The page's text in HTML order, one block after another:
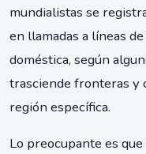
mundialistas se
en llamadas a líneas
doméstica, según
trasciende fronteras y
región específica.
Lo preocupante es